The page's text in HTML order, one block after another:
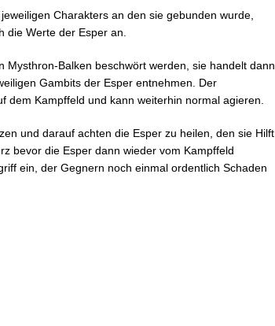
Charakters an den sie gebunden wurde,
die Werte der Esper an.
Balken beschwört werden, sie handelt dann
Gambits der Esper entnehmen. Der
dem Kampffeld und kann weiterhin normal agieren.
und darauf achten die Esper zu heilen, den sie Hilft
bevor die Esper dann wieder vom Kampffeld
ein, der Gegnern noch einmal ordentlich Schaden